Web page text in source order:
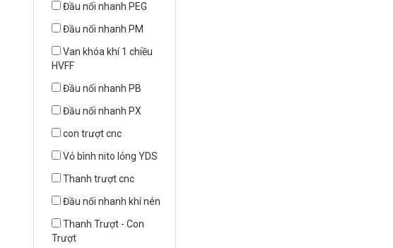
Đầu nối nhanh PEG
Đầu nối nhanh PM
Van khóa khí 1 chiều
HVFF
Đầu nối nhanh PB
Đầu nối nhanh PX
con trượt cnc
Vỏ bình nito lỏng YDS
Thanh trượt cnc
Đầu nối nhanh khí nén
Thanh Trượt - Con
Trượt